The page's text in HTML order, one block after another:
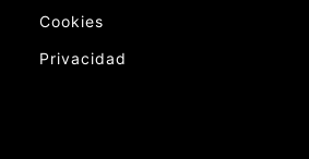
Cookies
Privacidad